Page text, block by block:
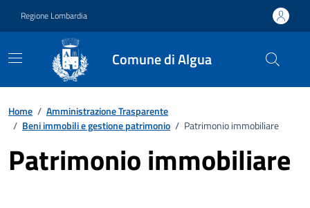
Regione Lombardia
Comune di Algua
Home / Amministrazione Trasparente
/ Beni immobili e gestione patrimonio / Patrimonio immobiliare
Patrimonio immobiliare